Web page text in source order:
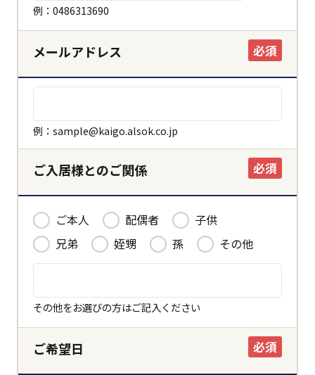
例：0486313690
メールアドレス 必須
例：sample@kaigo.alsok.co.jp
ご入居様とのご関係 必須
ご本人 配偶者
子供
兄弟
姪甥 孫 その他
その他をお選びの方はご記入ください
ご希望日 必須